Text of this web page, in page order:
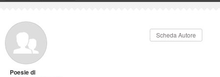
»Alexis Udinov
Scheda Autore
Poesie di